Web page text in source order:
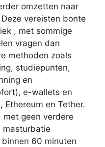
omzetten naar
vereisten bonte
, met sommige
vragen dan
methoden zoals
studiepunten,
en
e-wallets en
Ethereum en Tether.
met geen verdere
masturbatie
60 minuten